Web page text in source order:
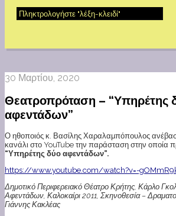
30 Μαρτίου, 2020
Θεατροπρόταση – “Υπηρέτης
αφεντάδων”
Ο ηθοποιός κ. Βασίλης Χαραλαμπόπουλος
κανάλι στο YouTube την παράσταση στην οποία
“Υπηρέτης δύο αφεντάδων”.
https://www.youtube.com/watch?v=-
Δημοτικό Περιφερειακό Θέατρο Κρήτης, Κάρλο
Αφεντάδων, Καλοκαίρι 2011, Σκηνοθεσία –
Γιάννης Κακλέας